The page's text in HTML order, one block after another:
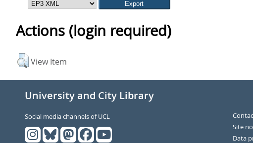
Actions (login required)
View Item
University and City Library
Social media channels of UCL
Site
Data